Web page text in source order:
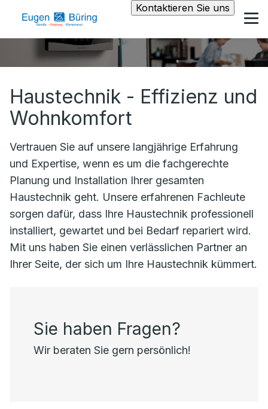
Kontaktieren Sie uns
Haustechnik - Effizienz und
Wohnkomfort
Vertrauen Sie auf unsere langjährige Erfahrung
und Expertise, wenn es um die fachgerechte
Planung und Installation Ihrer gesamten
Haustechnik geht. Unsere erfahrenen Fachleute
sorgen dafür, dass Ihre Haustechnik professionell
installiert, gewartet und bei Bedarf repariert wird.
Mit uns haben Sie einen verlässlichen Partner an
Ihrer Seite, der sich um Ihre Haustechnik kümmert.
Sie haben Fragen?
Wir beraten Sie gern persönlich!